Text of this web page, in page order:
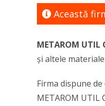
Această
METAROM UTIL
și altele
Firma dispune
METAROM